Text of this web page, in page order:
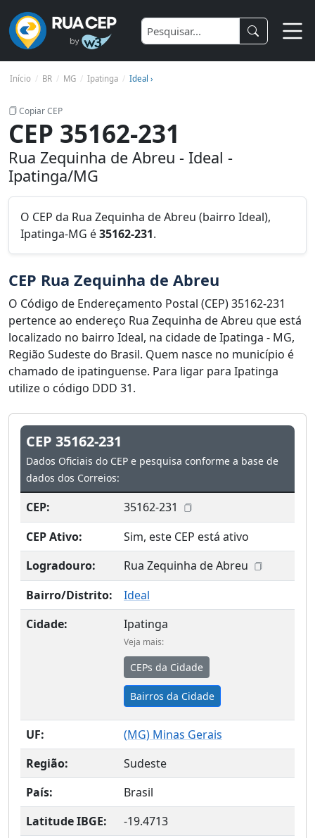
Início BR MG Ipatinga Ideal ›
Copiar CEP
CEP 35162-231
Rua Zequinha de Abreu - Ideal -
Ipatinga/MG
O CEP da Rua Zequinha de Abreu (bairro Ideal),
Ipatinga-MG é35162-231.
CEP Rua Zequinha de Abreu
O Código de Endereçamento Postal (CEP) 35162-231
pertence ao endereço Rua Zequinha de Abreu que está
localizado no bairro Ideal, na cidade de Ipatinga - MG,
Região Sudeste do Brasil. Quem nasce no município é
chamado de ipatinguense. Para ligar para Ipatinga
utilize o código DDD 31.
CEP 35162-231
Dados Oficiais do CEP e pesquisa conforme a base de
dados dos Correios:
CEP:
35162-231
CEP Ativo:
Sim, este CEP está ativo
Logradouro:
Rua Zequinha de Abreu
Bairro/Distrito:
Ideal
Cidade:
Ipatinga
Veja mais:
CEPs da Cidade
Bairros da Cidade
UF: (MG) Minas Gerais
Região:
Sudeste
País:
Brasil
Latitude IBGE:
-19.4713